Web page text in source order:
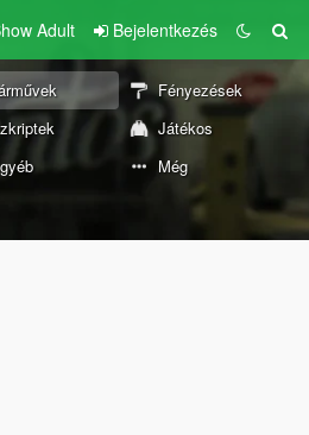
Adult Bejelentkezés
Fényezések
Játékos
Még